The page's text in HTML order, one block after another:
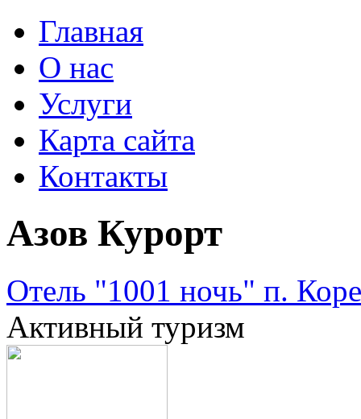
Главная
О нас
Услуги
Карта сайта
Контакты
Азов Курорт
Отель "1001 ночь" п.
Активный туризм